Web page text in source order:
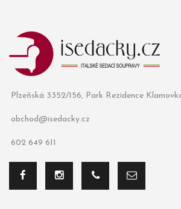
Plzeňská 3352/156, Park Rezidence
obchod@isedacky.cz
602 649 611